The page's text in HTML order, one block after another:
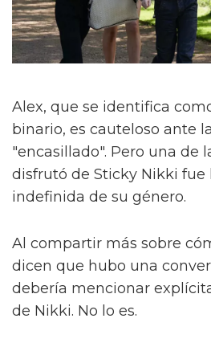
Alex, que se identifica
binario, es cauteloso ante
"encasillado". Pero una de
disfrutó de Sticky Nikki fue
indefinida de su género.
Al compartir más sobre
dicen que hubo una
debería mencionar
de Nikki. No lo es.